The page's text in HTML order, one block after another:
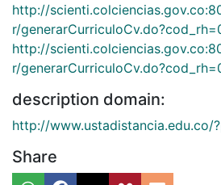
http://
r/
http://
r/
description domain:
http://www.ustadistancia.edu.co/
Share